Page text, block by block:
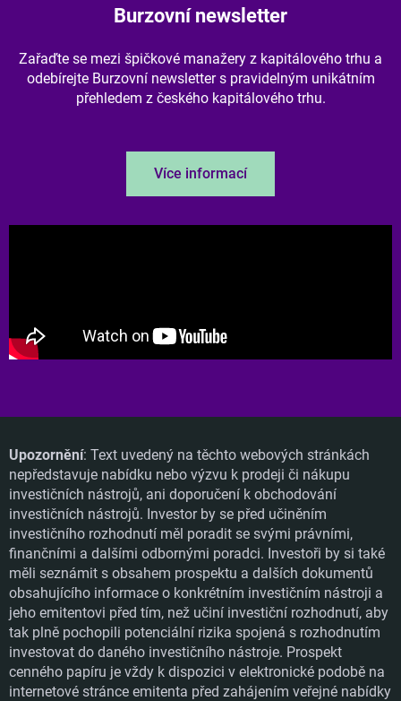
Burzovní newsletter
Zařaďte se mezi špičkové manažery z kapitálového trhu a
odebírejte Burzovní newsletter s pravidelným unikátním
přehledem z českého kapitálového trhu.
Více informací
Upozornění: Text uvedený na těchto webových stránkách
nepředstavuje nabídku nebo výzvu k prodeji či nákupu
investičních nástrojů, ani doporučení k obchodování
investičních nástrojů. Investor by se před učiněním
investičního rozhodnutí měl poradit se svými právními,
finančními a dalšími odbornými poradci. Investoři by si také
měli seznámit s obsahem prospektu a dalších dokumentů
obsahujícího informace o konkrétním investičním nástroji a
jeho emitentovi před tím, než učiní investiční rozhodnutí, aby
tak plně pochopili potenciální rizika spojená s rozhodnutím
investovat do daného investičního nástroje. Prospekt
cenného papíru je vždy k dispozici v elektronické podobě na
internetové stránce emitenta před zahájením veřejné nabídky